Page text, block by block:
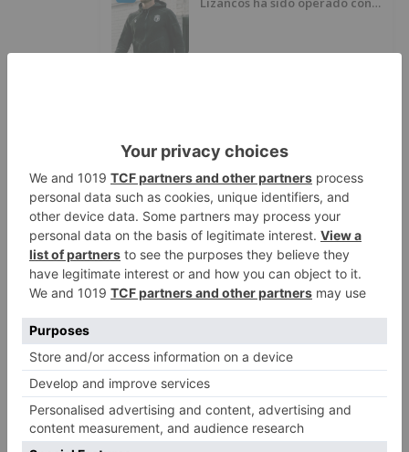
LO ÚLTIMO
1
El nuevo Mercado Norte de
Burgos sale a concurso con un
presupuesto de 21,7 millones
El Ayuntamiento de Burgos
replica al PSOE: «No se han
interrumpido» las
desinfecciones municipales
Una fuga combativa y otro